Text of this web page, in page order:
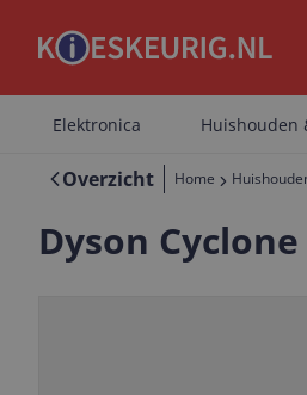
Elektronica Huishouden
Overzicht Home
Dyson